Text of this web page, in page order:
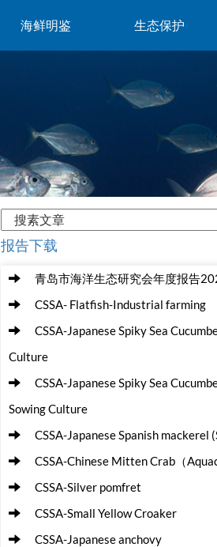
海鲜明鉴 生态保护
报告下载
青岛市海洋生态研究会年度报告
CSSA- Flatfish-Industrial farming
CSSA-Japanese Spiky Sea
Culture
CSSA-Japanese Spiky Sea
Sowing Culture
CSSA-Japanese Spanish mackerel
CSSA-Chinese Mitten Crab（
CSSA-Silver pomfret
CSSA-Small Yellow Croaker
CSSA-Japanese anchovy